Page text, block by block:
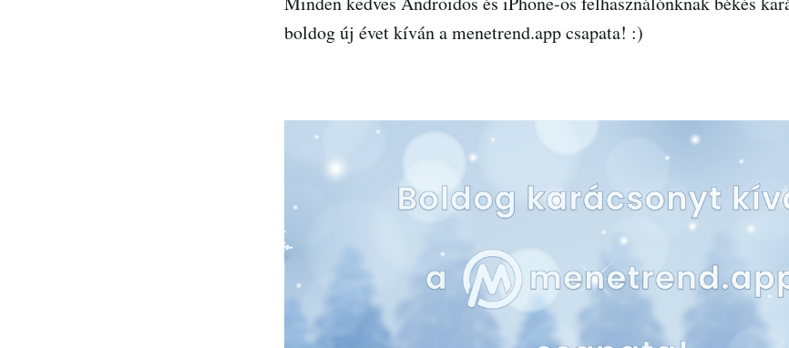
boldog új évet kíván a menetrend.app csapata! :)